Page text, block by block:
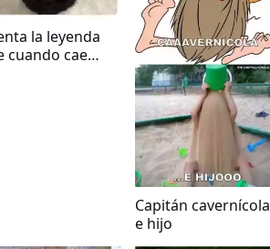
la leyenda
cuando cae
Capitán cavernícola
e hijo